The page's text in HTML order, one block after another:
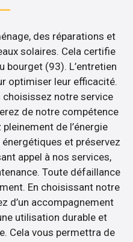
des réparations et
solaires. Cela certifie
bourget (93). L’entretien
optimiser leur efficacité.
choisissez notre service
de notre compétence
de l’énergie
et préservez
appel à nos services,
Toute défaillance
En choisissant notre
d’un accompagnement
utilisation durable et
Cela vous permettra de